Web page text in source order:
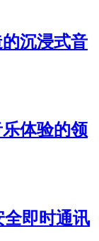
沉浸式音
体验的领
全即时通讯